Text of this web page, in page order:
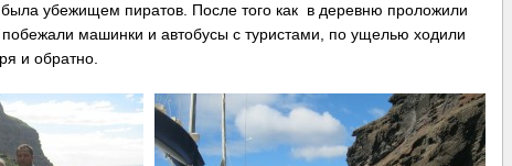
убежищем пиратов. После того как в деревню проложили
машинки и автобусы с туристами, по ущелью ходили
и обратно.